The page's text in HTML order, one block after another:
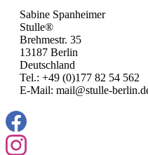
Sabine Spanheimer
Stulle®
Brehmestr. 35
13187 Berlin
Deutschland
Tel.: +49 (0)177 82 54 562
E-Mail: mail@stulle-